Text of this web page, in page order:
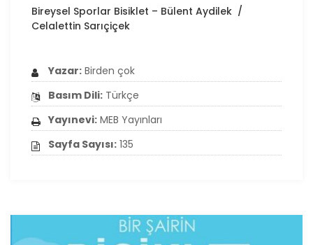
Bireysel Sporlar Bisiklet – Bülent Aydilek /
Celalettin Sarıçiçek
Yazar: Birden çok
Basım Dili: Türkçe
Yayınevi: MEB Yayınları
Sayfa Sayısı: 135